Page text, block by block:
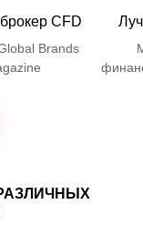
CFD
Brands